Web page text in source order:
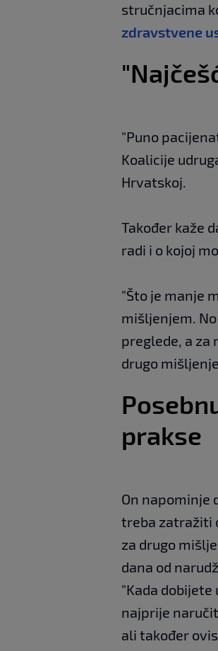
stručnjacima
zdravstvene
"Puno
Koalicije
Hrvatskoj.
Također kaže
radi i o kojoj
"Što je manje
mišljenjem.
preglede, a za
drugo
prakse
On napominje
treba zatražiti
za drugo
dana od
"Kada
najprije
ali također